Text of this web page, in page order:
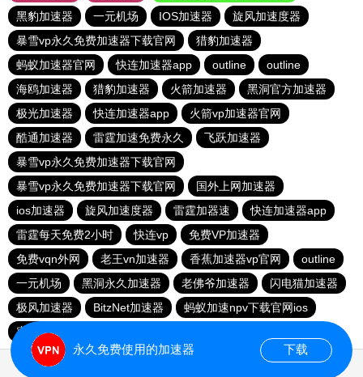
黑豹加速器
一元机场 IOS加速器
旋风加速度器
暴雪vp永久免费加速器下载官网
猎豹加速器
蚂蚁加速器官网
快连加速器app outline
outline
海鸥加速器
猎豹加速器 火箭加速器
黑洞官方加速器
极光加速器
快连加速器app
火箭vp加速器官网
酷通加速器
雷霆加速免费永久
飞跃加速器
暴雪vp永久免费加速器下载官网
暴雪vp永久免费加速器下载官网
国外上网加速器
ios加速器
旋风加速度器 雷霆加器速
快连加速器app
雷霆每天免费2小时
快连vp
免费VP加速器
免费vqn外网
老王vn加速器 香蕉加速器vp官网
outline
一元机场
黑洞永久加速器 老佛爷加速器
闪电猫加速器
极风加速器
BitzNet加速器
蚂蚁加速npv下载官网ios
蜜蜂加速器
永久免费使用的加速器 下载